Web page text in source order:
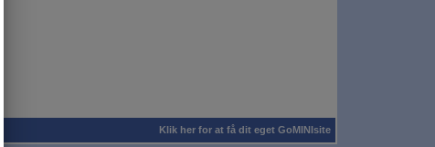
Klik her for at få dit eget GoMINIsite